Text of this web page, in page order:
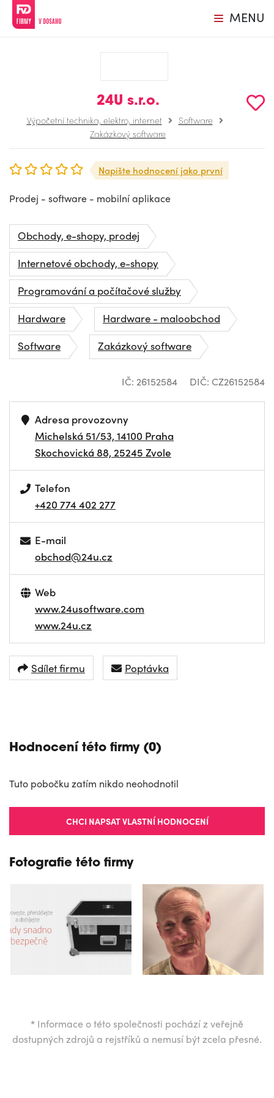
MENU
24U s.r.o.
Výpočetní technika, elektro, internet
Software
Zakázkový software
Napište hodnocení jako první
Prodej - software - mobilní aplikace
Obchody, e-shopy, prodej
Internetové obchody, e-shopy
Programování a počítačové služby
Hardware
Hardware - maloobchod
Software
Zakázkový software
IČ: 26152584 DIČ: CZ26152584
Adresa provozovny
Michelská 51/53, 14100 Praha
Skochovická 88, 25245 Zvole
Telefon
+420 774 402 277
E-mail
obchod@24u.cz
Web
www.24usoftware.com
www.24u.cz
Sdílet firmu Poptávka
Hodnocení této firmy (0)
Tuto pobočku zatím nikdo neohodnotil
CHCI NAPSAT VLASTNÍ HODNOCENÍ
Fotografie této firmy
* Informace o této společnosti pochází z veřejně
dostupných zdrojů a rejstříků a nemusí být zcela přesné.